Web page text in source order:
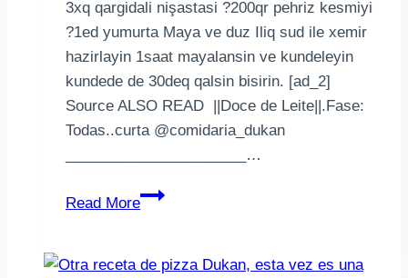
3xq qargidali nişastasi ?200qr pehriz kesmiyi
?1ed yumurta Maya ve duz Iliq sud ile xemir
hazirlayin 1saat mayalansin ve kundeleyin
kundede de 30deq qalsin bisirin. [ad_2]
Source ALSO READ ||Doce de Leite||.Fase:
Todas..curta @comidaria_dukan
______________________…
Read More
#dukandiet
uyudulmus